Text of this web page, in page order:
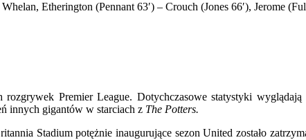
Etherington (Pennant 63′) – Crouch (Jones 66′), Jerome
Premier League. Dotychczasowe statystyki
innych gigantów w starciach z The Potters.
Stadium potężnie inaugurujące sezon United zostało